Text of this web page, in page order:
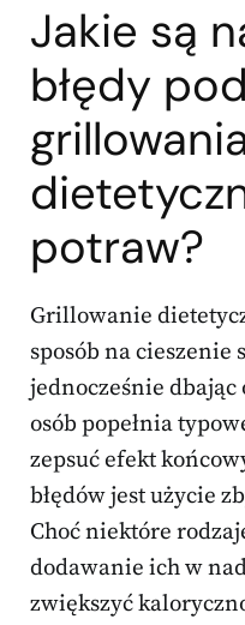
Jakie są
błędy
potraw?
Grillowanie
sposób na cieszenie
jednocześnie
osób popełnia
zepsuć efekt
błędów jest użycie
Choć niektóre
dodawanie ich w
zwiększyć